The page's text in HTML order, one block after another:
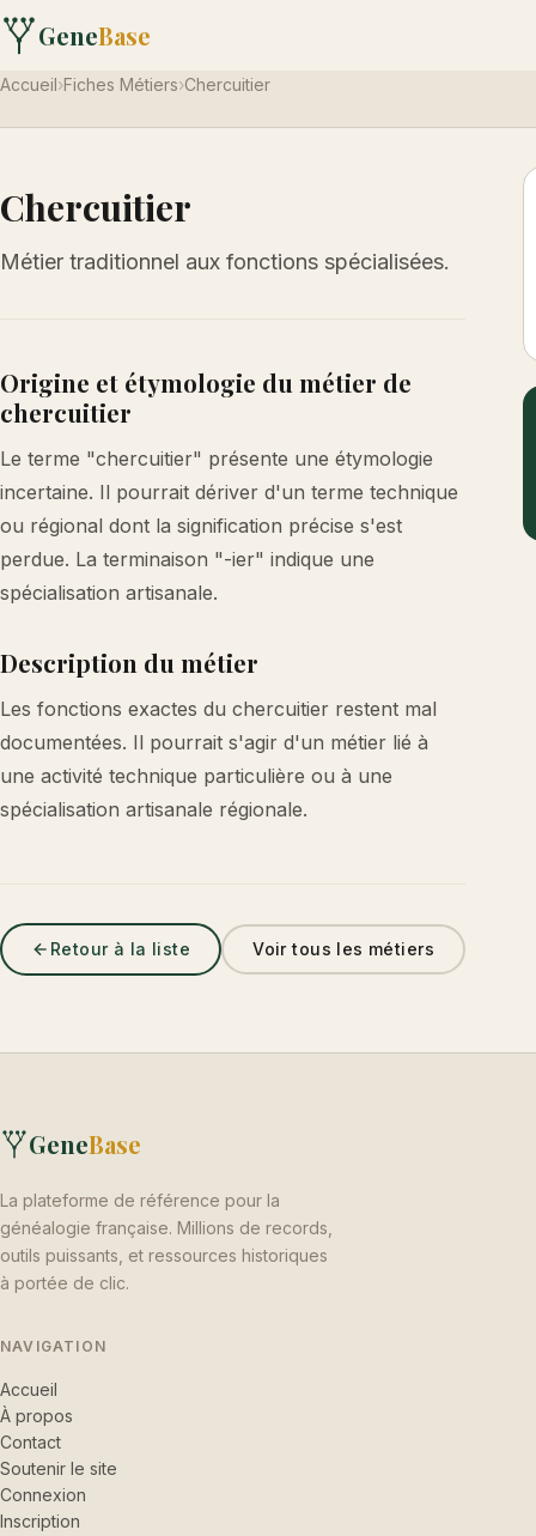
GeneBase
Accueil›Fiches Métiers›Chercuitier
Chercuitier
Métier traditionnel aux fonctions spécialisées.
Origine et étymologie du métier de
chercuitier
Le terme "chercuitier" présente une étymologie
incertaine. Il pourrait dériver d'un terme technique
ou régional dont la signification précise s'est
perdue. La terminaison "-ier" indique une
spécialisation artisanale.
Description du métier
Les fonctions exactes du chercuitier restent mal
documentées. Il pourrait s'agir d'un métier lié à
une activité technique particulière ou à une
spécialisation artisanale régionale.
Retour à la liste Voir tous les métiers
GeneBase
La plateforme de référence pour la
généalogie française. Millions de records,
outils puissants, et ressources historiques
à portée de clic.
NAVIGATION
Accueil
À propos
Contact
Soutenir le site
Connexion
Inscription